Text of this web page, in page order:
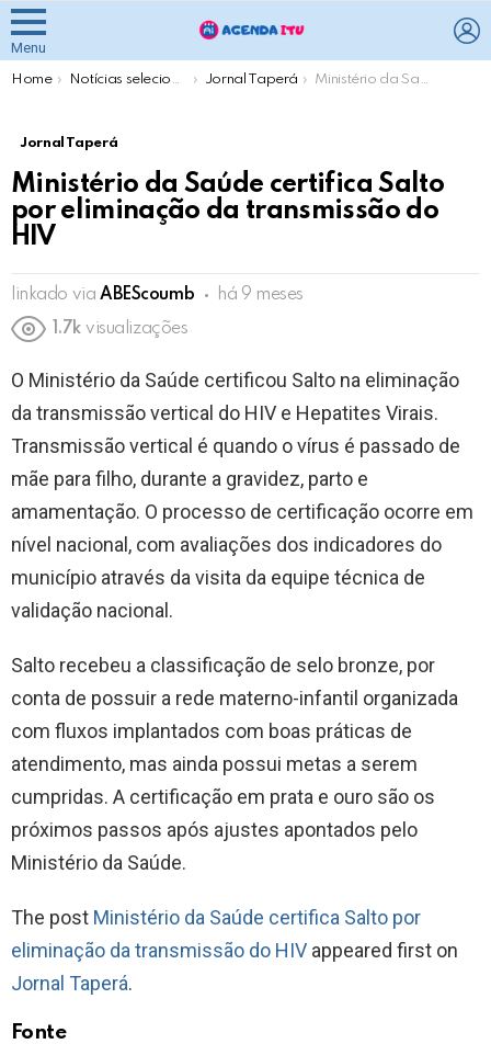
Menu
You are here:
Home Notícias selecionadas pela Agenda Itu Jornal Taperá Ministério da Saúde certifica Salto por eliminação da transmissão do HIV
Jornal Taperá
Ministério da Saúde certifica Salto
por eliminação da transmissão do
HIV
linkado via ABEScoumb
há 9 meses
1.7k visualizações
O Ministério da Saúde certificou Salto na eliminação
da transmissão vertical do HIV e Hepatites Virais.
Transmissão vertical é quando o vírus é passado de
mãe para filho, durante a gravidez, parto e
amamentação. O processo de certificação ocorre em
nível nacional, com avaliações dos indicadores do
município através da visita da equipe técnica de
validação nacional.
Salto recebeu a classificação de selo bronze, por
conta de possuir a rede materno-infantil organizada
com fluxos implantados com boas práticas de
atendimento, mas ainda possui metas a serem
cumpridas. A certificação em prata e ouro são os
próximos passos após ajustes apontados pelo
Ministério da Saúde.
The post Ministério da Saúde certifica Salto por
eliminação da transmissão do HIV appeared first on
Jornal Taperá.
Fonte